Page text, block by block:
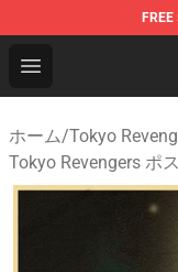
FREE
Open menu
Tokyo
ホーム/Tokyo
Tokyo Revengers ポ